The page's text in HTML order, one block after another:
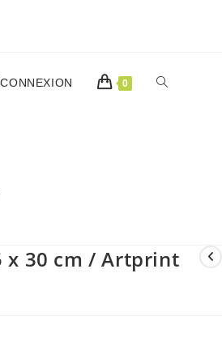
0 TOGGLE
x 30 cm / Artprint